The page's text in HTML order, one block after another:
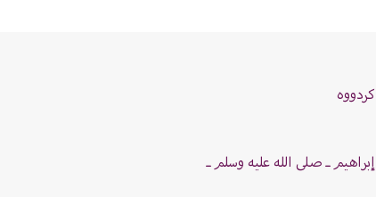
ـ صلى الله علیه وسلم ـ